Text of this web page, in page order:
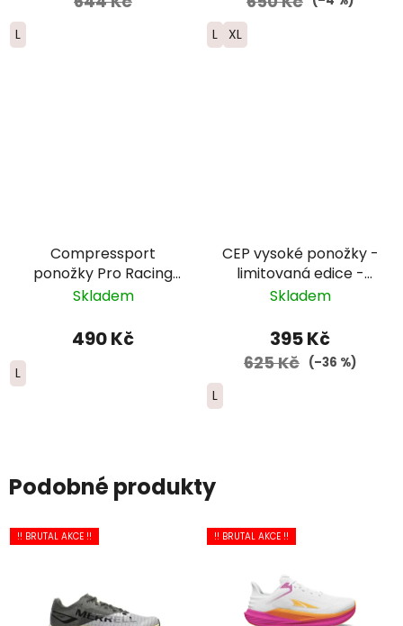
L L XL
Compressport
ponožky Pro Racing
Trail - růžová
Skladem
490 Kč
L
CEP vysoké ponožky -
limitovaná edice -
pánské - bílá/růžová/
Skladem
395 Kč
625 Kč (–36 %)
L
Podobné produkty
!! BRUTAL AKCE !! !! BRUTAL AKCE !!